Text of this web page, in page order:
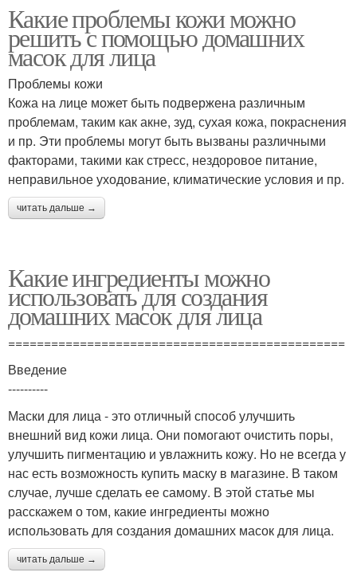
Какие проблемы кожи можно
решить с помощью домашних
масок для лица
Проблемы кожи
Кожа на лице может быть подвержена различным
проблемам, таким как акне, зуд, сухая кожа, покраснения
и пр. Эти проблемы могут быть вызваны различными
факторами, такими как стресс, нездоровое питание,
неправильное уходование, климатические условия и пр.
читать дальше →
Какие ингредиенты можно
использовать для создания
домашних масок для лица
===============================================
Введение
----------
Маски для лица - это отличный способ улучшить
внешний вид кожи лица. Они помогают очистить поры,
улучшить пигментацию и увлажнить кожу. Но не всегда у
нас есть возможность купить маску в магазине. В таком
случае, лучше сделать ее самому. В этой статье мы
расскажем о том, какие ингредиенты можно
использовать для создания домашних масок для лица.
читать дальше →